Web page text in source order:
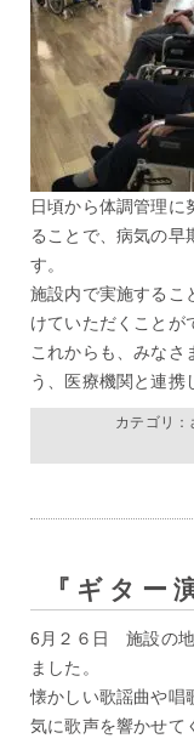
日頃から体調管理に
ることで、病気の早
す。
施設内で実施するこ
けていただくことが
これからも、みなさ
う、医療機関と連携
カテゴリ：
『ギター
6月２６日 施設の地
ました。
懐かしい歌謡曲や唱
気に歌声を響かせて